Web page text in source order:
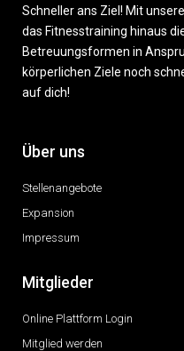
Schneller ans Ziel! Mit
das Fitnesstraining hinaus
Betreuungsformen in
körperlichen Ziele noch
auf dich!
Über uns
Stellenangebote
Expansion
Impressum
Mitglieder
Online Plattform Login
Mitglied werden